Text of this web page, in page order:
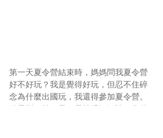
第一天夏令營結束時，媽媽問我夏令營
好不好玩？我是覺得好玩，但忍不住碎
念為什麼出國玩，我還得參加夏令營。
結果到了第二天，我就跟媽媽說，為什